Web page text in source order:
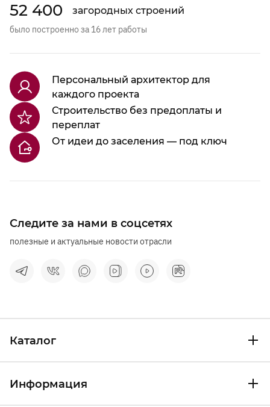
52 400 загородных строений
было построенно за 16 лет работы
Следите за нами в соцсетях
полезные и актуальные новости отрасли
Персональный архитектор для
каждого проекта
Строительство без предоплаты и
переплат
От идеи до заселения — под ключ
Каталог
Информация